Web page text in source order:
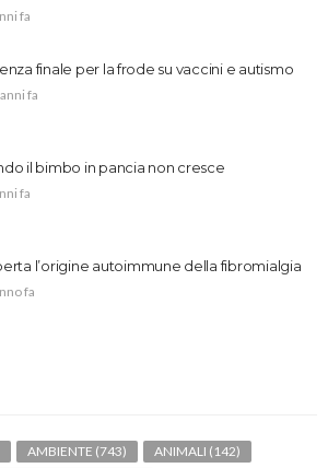
fa
finale per la frode su vaccini e autismo
fa
il bimbo in pancia non cresce
fa
l’origine autoimmune della fibromialgia
fa
AMBIENTE (743) ANIMALI (142)